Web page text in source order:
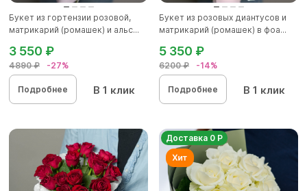
Букет из гортензии розовой,
матрикарий (ромашек) и альс...
4890 ₽ -27%
3 550 ₽
Подробнее В 1 клик
Букет из розовых диантусов и
матрикарий (ромашек) в фоа...
6200 ₽ -14%
5 350 ₽
Подробнее В 1 клик
Доставка 0 Р